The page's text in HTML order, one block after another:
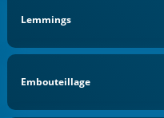
Lemmings
Embouteillage